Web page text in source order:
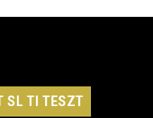
SL TI TESZT